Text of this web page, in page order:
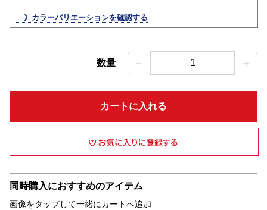
》カラーバリエーションを確認する
数量 － 1 ＋
カートに入れる
同時購入におすすめのアイテム
画像をタップして一緒にカートへ追加